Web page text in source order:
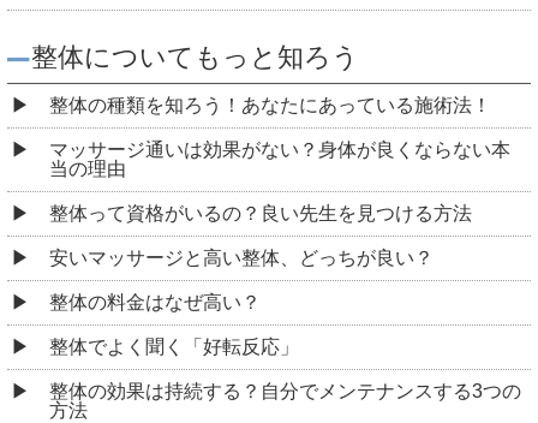
整体についてもっと知ろう
整体の種類を知ろう！あなたにあっている施術法！
マッサージ通いは効果がない？身体が良くならない本
当の理由
整体って資格がいるの？良い先生を見つける方法
安いマッサージと高い整体、どっちが良い？
整体の料金はなぜ高い？
整体でよく聞く「好転反応」
整体の効果は持続する？自分でメンテナンスする3つの
方法